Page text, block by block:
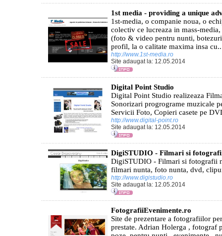
1st media - providing a unique
1st-media, o companie noua, o
colectiv ce lucreaza in mass-
(foto & video pentru nunti,
profil, la o calitate maxima insa
http://www.1st-media.ro
Site adaugat la: 12.05.2014
Digital Point Studio
Digital Point Studio realizeaza
Sonorizari progrograme muzicale
Servicii Foto, Copieri casete pe
http://www.digital-point.ro
Site adaugat la: 12.05.2014
DigiSTUDIO - Filmari si
DigiSTUDIO - Filmari si fotografii
filmari nunta, foto nunta, dvd,
http://www.digistudio.ro
Site adaugat la: 12.05.2014
FotografiiEvenimente.ro
Site de prezentare a fotografiilor
prestate. Adrian Holerga , fotograf